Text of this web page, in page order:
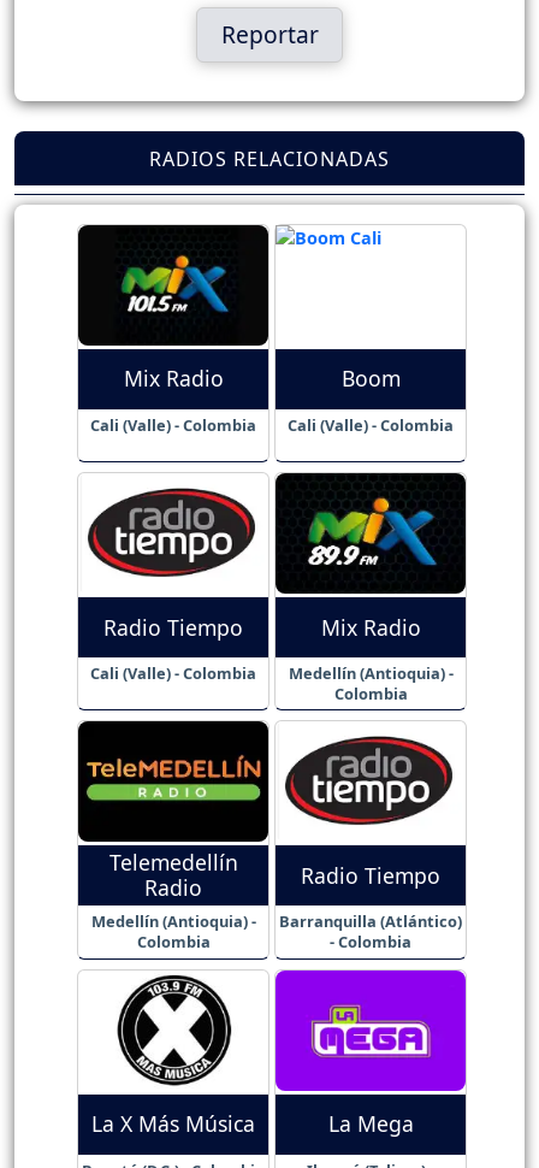
Reportar
RADIOS RELACIONADAS
Mix Radio
Cali (Valle) - Colombia
Boom
Cali (Valle) - Colombia
Radio Tiempo
Cali (Valle) - Colombia
Mix Radio
Medellín (Antioquia) -
Colombia
Telemedellín
Radio
Medellín (Antioquia) -
Colombia
Radio Tiempo
Barranquilla (Atlántico)
- Colombia
La X Más Música La Mega